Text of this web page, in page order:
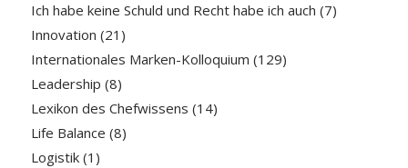
Ich habe keine Schuld und Recht habe ich auch (7)
Innovation (21)
Internationales Marken-Kolloquium (129)
Leadership (8)
Lexikon des Chefwissens (14)
Life Balance (8)
Logistik(1)